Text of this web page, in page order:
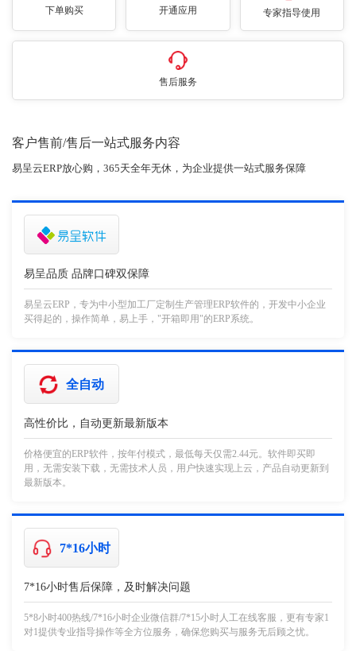
下单购买 开通应用 专家指导使用
售后服务
客户售前/售后一站式服务内容
易呈云ERP放心购，365天全年无休，为企业提供一站式服务保障
易呈品质 品牌口碑双保障
易呈云ERP，专为中小型加工厂定制生产管理ERP软件的，开发中小企业
买得起的，操作简单，易上手，"开箱即用"的ERP系统。
全自动
高性价比，自动更新最新版本
价格便宜的ERP软件，按年付模式，最低每天仅需2.44元。软件即买即
用，无需安装下载，无需技术人员，用户快速实现上云，产品自动更新到
最新版本。
7*16小时
7*16小时售后保障，及时解决问题
5*8小时400热线/7*16小时企业微信群/7*15小时人工在线客服，更有专家1
对1提供专业指导操作等全方位服务，确保您购买与服务无后顾之忧。